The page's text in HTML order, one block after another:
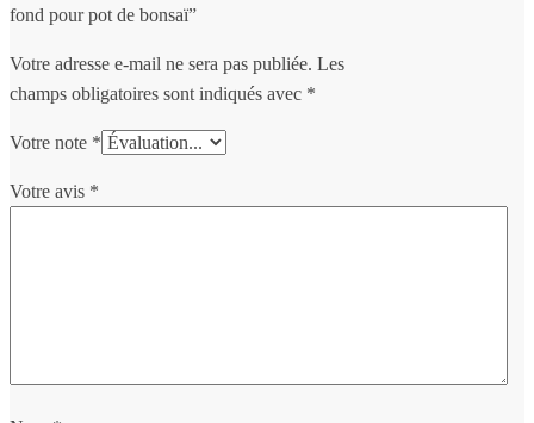
fond pour pot de bonsaï”
Votre adresse e-mail ne sera pas publiée. Les
champs obligatoires sont indiqués avec *
Votre note *
Votre avis *